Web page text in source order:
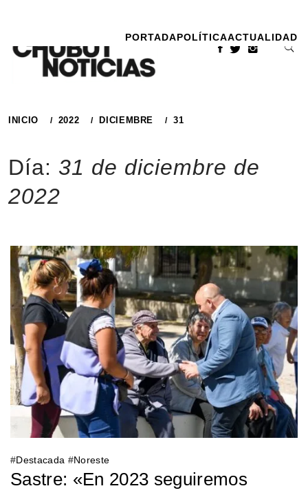
contenido
PORTADAPOLÍTICAACTUALIDAD
INICIO 2022 DICIEMBRE 31
Día: 31 de diciembre de
2022
#Destacada #Noreste
Sastre: «En 2023 seguiremos